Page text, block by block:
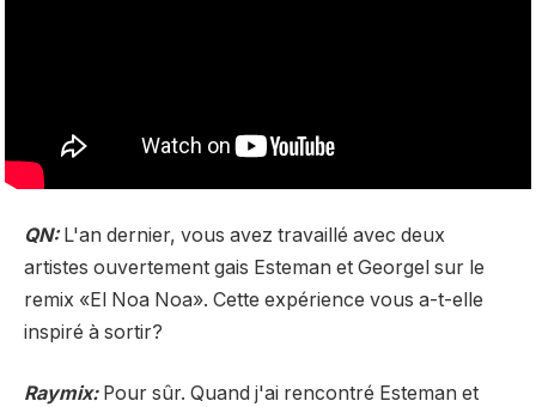
QN:L'an dernier, vous avez travaillé avec deux
artistes ouvertement gais Esteman et Georgel sur le
remix «El Noa Noa». Cette expérience vous a-t-elle
inspiré à sortir?
Raymix:Pour sûr. Quand j'ai rencontré Esteman et